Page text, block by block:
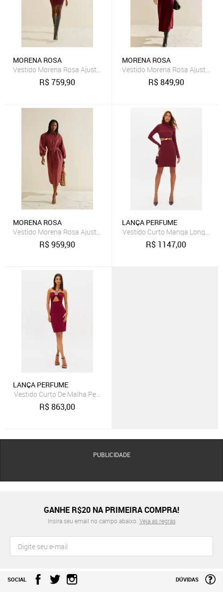
MORENA ROSA
Vestido Morena Rosa Ajustado Decote V Sem Manga Curto Bordô
R$759,90
MORENA ROSA
Vestido Morena Rosa Ajustado
R$849,90
MORENA ROSA
Vestido Morena Rosa Ajustado Gola Clássica Manga Longa Midi
R$959,90
LANÇA PERFUME
Vestido Curto Manga Longa
R$ 1147,00
LANÇA PERFUME
Vestido Curto De Malha Pesada Com Metal Lança Perfume
R$863,00
PUBLICIDADE
GANHE R$20 NA PRIMEIRA COMPRA!
Insira seu email no campo abaixo. Veja as regras
SOCIAL DÚVIDAS